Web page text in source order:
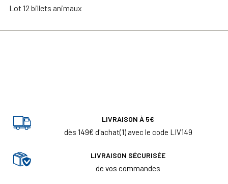
Lot 12 billets animaux
LIVRAISON À 5€
dès 149€ d'achat(1) avec le code LIV149
LIVRAISON SÉCURISÉE
de vos commandes